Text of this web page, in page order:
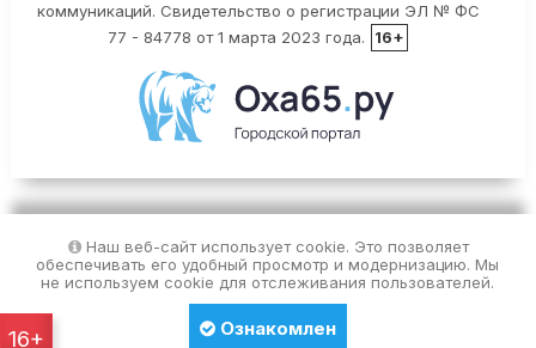
коммуникаций. Свидетельство о регистрации ЭЛ № ФС
77 - 84778 от 1 марта 2023 года.
16+
Наш веб-сайт использует cookie. Это позволяет
обеспечивать его удобный просмотр и модернизацию. Мы
не используем cookie для отслеживания пользователей.
Ознакомлен
16+